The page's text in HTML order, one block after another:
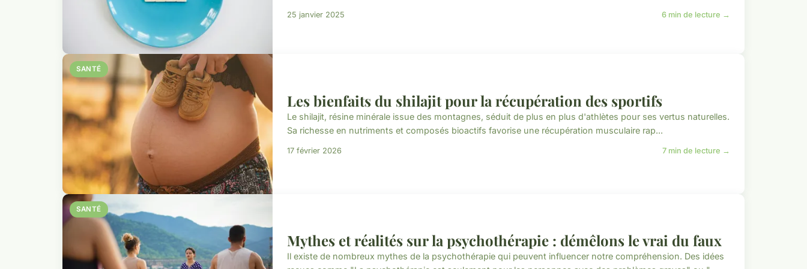
25 janvier 2025 6 min de lecture →
SANTÉ
Les bienfaits du shilajit pour la récupération des sportifs
Le shilajit, résine minérale issue des montagnes, séduit de plus en plus d'athlètes pour ses vertus naturelles.
Sa richesse en nutriments et composés bioactifs favorise une récupération musculaire rap...
17 février 2026 7 min de lecture →
SANTÉ
Mythes et réalités sur la psychothérapie : démêlons le vrai du faux
Il existe de nombreux mythes de la psychothérapie qui peuvent influencer notre compréhension. Des idées